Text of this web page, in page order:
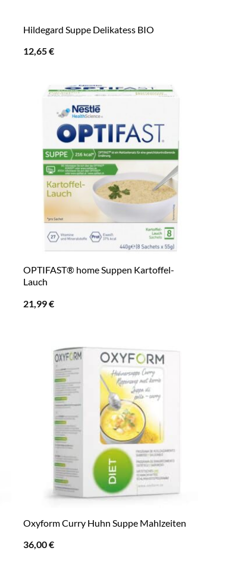
Hildegard Suppe Delikatess BIO
12,65€
OPTIFAST® home Suppen Kartoffel-
Lauch
21,99€
Oxyform Curry Huhn Suppe Mahlzeiten
36,00€